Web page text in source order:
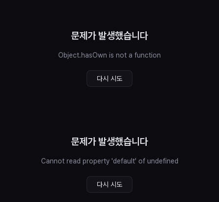
문제가 발생했습니다
Object.hasOwn is not a function
다시 시도
문제가 발생했습니다
Cannot read property 'default' of undefined
다시 시도